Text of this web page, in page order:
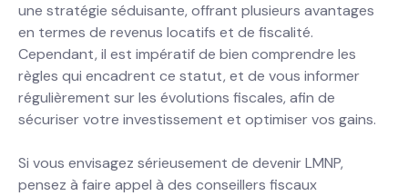
une stratégie séduisante, offrant plusieurs avantages
en termes de revenus locatifs et de fiscalité.
Cependant, il est impératif de bien comprendre les
règles qui encadrent ce statut, et de vous informer
régulièrement sur les évolutions fiscales, afin de
sécuriser votre investissement et optimiser vos gains.
Si vous envisagez sérieusement de devenir LMNP,
pensez à faire appel à des conseillers fiscaux